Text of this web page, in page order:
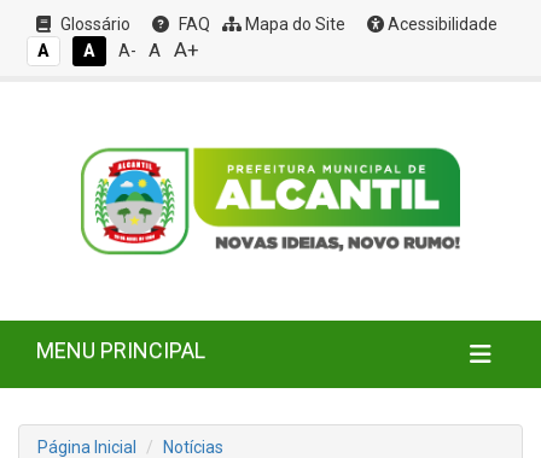
Glossário FAQ Mapa do Site
Acessibilidade
A
A A- A A+
MENU PRINCIPAL
Página Inicial
Notícias